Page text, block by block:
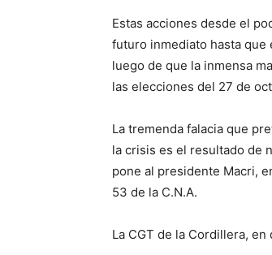
Estas acciones desde el
futuro inmediato hasta
luego de que la inmensa
las elecciones del 27 de
La tremenda falacia que
la crisis es el resultado de
pone al presidente Macri,
53 de la C.N.A.
La CGT de la Cordillera,